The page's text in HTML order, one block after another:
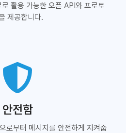
활용 가능한 오픈 API와 프로토
제공합니다.
안전함
로부터 메시지를 안전하게 지켜줍